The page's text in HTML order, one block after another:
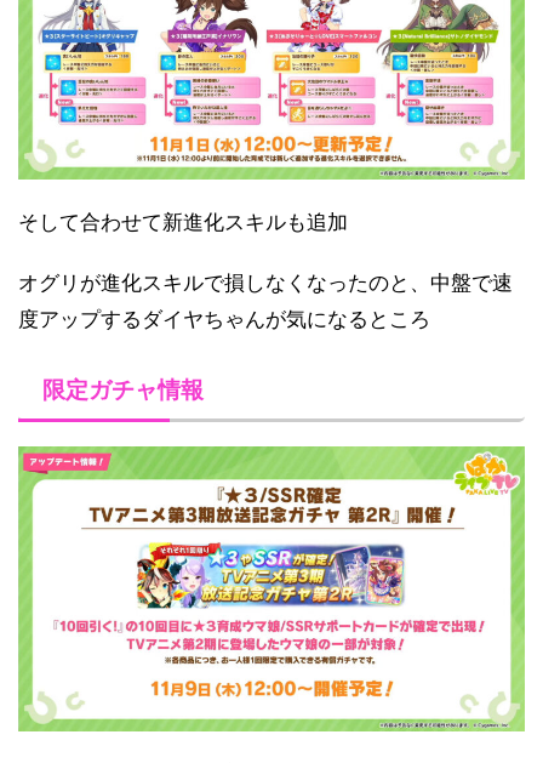
そして合わせて新進化スキルも追加
オグリが進化スキルで損しなくなったのと、中盤で速
度アップするダイヤちゃんが気になるところ
限定ガチャ情報